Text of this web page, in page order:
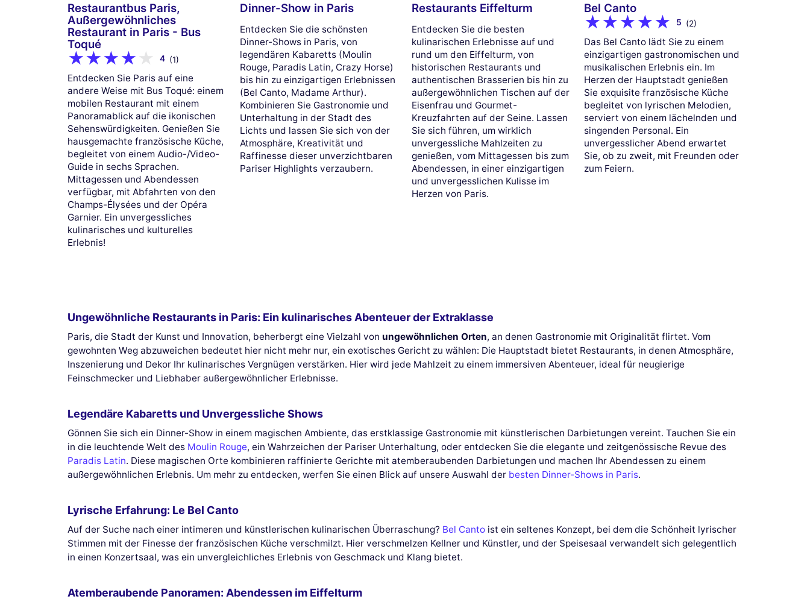
Restaurantbus Paris,
Außergewöhnliches
Restaurant in Paris - Bus
Toqué
4 (1)
Entdecken Sie Paris auf eine
andere Weise mit Bus Toqué: einem
mobilen Restaurant mit einem
Panoramablick auf die ikonischen
Sehenswürdigkeiten. Genießen Sie
hausgemachte französische Küche,
begleitet von einem Audio-/Video-
Guide in sechs Sprachen.
Mittagessen und Abendessen
verfügbar, mit Abfahrten von den
Champs-Élysées und der Opéra
Garnier. Ein unvergessliches
kulinarisches und kulturelles
Erlebnis!
Dinner-Show in Paris
Entdecken Sie die schönsten
Dinner-Shows in Paris, von
legendären Kabaretts (Moulin
Rouge, Paradis Latin, Crazy Horse)
bis hin zu einzigartigen Erlebnissen
(Bel Canto, Madame Arthur).
Kombinieren Sie Gastronomie und
Unterhaltung in der Stadt des
Lichts und lassen Sie sich von der
Atmosphäre, Kreativität und
Raffinesse dieser unverzichtbaren
Pariser Highlights verzaubern.
Restaurants Eiffelturm
Entdecken Sie die besten
kulinarischen Erlebnisse auf und
rund um den Eiffelturm, von
historischen Restaurants und
authentischen Brasserien bis hin zu
außergewöhnlichen Tischen auf der
Eisenfrau und Gourmet-
Kreuzfahrten auf der Seine. Lassen
Sie sich führen, um wirklich
unvergessliche Mahlzeiten zu
genießen, vom Mittagessen bis zum
Abendessen, in einer einzigartigen
und unvergesslichen Kulisse im
Herzen von Paris.
Bel Canto
5 (2)
Das Bel Canto lädt Sie zu einem
einzigartigen gastronomischen und
musikalischen Erlebnis ein. Im
Herzen der Hauptstadt genießen
Sie exquisite französische Küche
begleitet von lyrischen Melodien,
serviert von einem lächelnden und
singenden Personal. Ein
unvergesslicher Abend erwartet
Sie, ob zu zweit, mit Freunden oder
zum Feiern.
Ungewöhnliche Restaurants in Paris: Ein kulinarisches Abenteuer der Extraklasse
Paris, die Stadt der Kunst und Innovation, beherbergt eine Vielzahl von ungewöhnlichen Orten, an denen Gastronomie mit Originalität flirtet. Vom
gewohnten Weg abzuweichen bedeutet hier nicht mehr nur, ein exotisches Gericht zu wählen: Die Hauptstadt bietet Restaurants, in denen Atmosphäre,
Inszenierung und Dekor Ihr kulinarisches Vergnügen verstärken. Hier wird jede Mahlzeit zu einem immersiven Abenteuer, ideal für neugierige
Feinschmecker und Liebhaber außergewöhnlicher Erlebnisse.
Legendäre Kabaretts und Unvergessliche Shows
Gönnen Sie sich ein Dinner-Show in einem magischen Ambiente, das erstklassige Gastronomie mit künstlerischen Darbietungen vereint. Tauchen Sie ein
in die leuchtende Welt des Moulin Rouge, ein Wahrzeichen der Pariser Unterhaltung, oder entdecken Sie die elegante und zeitgenössische Revue des
Paradis Latin. Diese magischen Orte kombinieren raffinierte Gerichte mit atemberaubenden Darbietungen und machen Ihr Abendessen zu einem
außergewöhnlichen Erlebnis. Um mehr zu entdecken, werfen Sie einen Blick auf unsere Auswahl der besten Dinner-Shows in Paris.
Lyrische Erfahrung: Le Bel Canto
Auf der Suche nach einer intimeren und künstlerischen kulinarischen Überraschung? Bel Canto ist ein seltenes Konzept, bei dem die Schönheit lyrischer
Stimmen mit der Finesse der französischen Küche verschmilzt. Hier verschmelzen Kellner und Künstler, und der Speisesaal verwandelt sich gelegentlich
in einen Konzertsaal, was ein unvergleichliches Erlebnis von Geschmack und Klang bietet.
Atemberaubende Panoramen: Abendessen im Eiffelturm